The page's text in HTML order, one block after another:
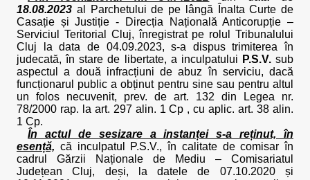
18.08.2023 al Parchetului de pe lângă Înalta Curte de
Casație și Justiție - Direcția Națională Anticorupție –
Serviciul Teritorial Cluj, înregistrat pe rolul Tribunalului
Cluj la data de 04.09.2023, s-a dispus trimiterea în
judecată, în stare de libertate, a inculpatului P.S.V.sub
aspectul a două infracțiuni de abuz în serviciu, dacă
funcționarul public a obținut pentru sine sau pentru altul
un folos necuvenit, prev. de art. 132 din Legea nr.
78/2000 rap. la art. 297 alin. 1 Cp , cu aplic. art. 38 alin.
1 Cp.
În actul de sesizare a instanței s-a reținut, în
esență, că inculpatul P.S.V., în calitate de comisar în
cadrul Gărzii Naționale de Mediu – Comisariatul
Județean Cluj, deși, la datele de 07.10.2020 și